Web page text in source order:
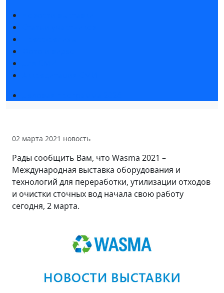
02 марта 2021 новость
Рады сообщить Вам, что Wasma 2021 –
Международная выставка оборудования и
технологий для переработки, утилизации отходов
и очистки сточных вод начала свою работу
сегодня, 2 марта.